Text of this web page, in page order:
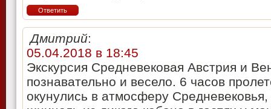
Ответить
Дмитрий:
05.04.2018 в 18:45
Экскурсия Средневековая Австрия и
познавательно и весело. 6 часов
окунулись в атмосферу